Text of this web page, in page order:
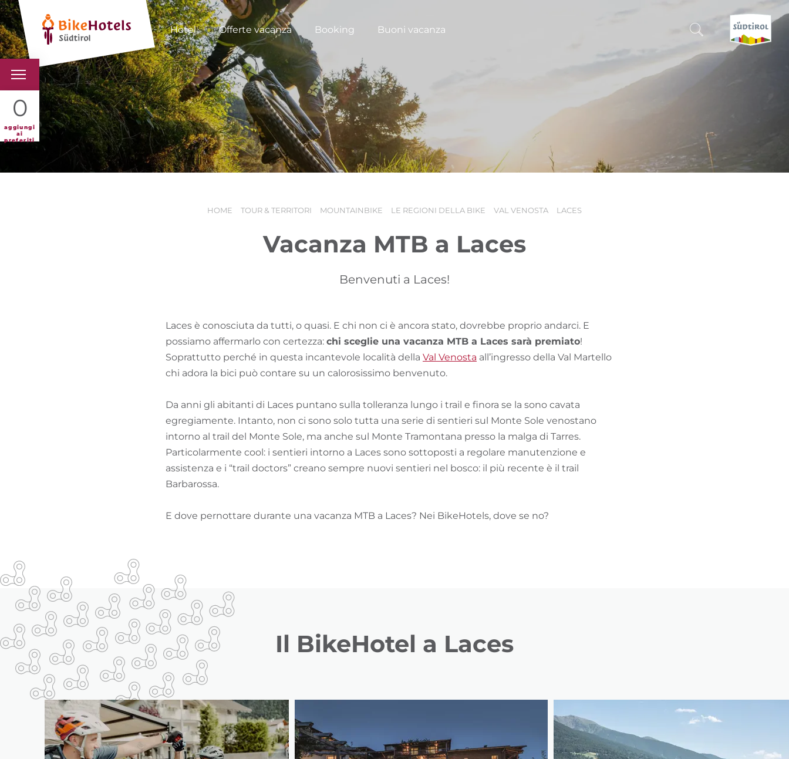
Hotel Offerte vacanza Booking Buoni vacanza
0
aggiungi
ai
preferiti
BIKEHOTELS
HOTELS & PACCHETTI
TOUR & TERRITORI
CERCA E PRENOTA
HOME TOUR & TERRITORI MOUNTAINBIKE LE REGIONI DELLA BIKE VAL VENOSTA LACES
Vacanza MTB a Laces
Benvenuti a Laces!
Laces è conosciuta da tutti, o quasi. E chi non ci è ancora stato, dovrebbe proprio andarci. E
possiamo affermarlo con certezza: chi sceglie una vacanza MTB a Laces sarà premiato!
Soprattutto perché in questa incantevole località della Val Venosta all’ingresso della Val Martello
chi adora la bici può contare su un calorosissimo benvenuto.
Da anni gli abitanti di Laces puntano sulla tolleranza lungo i trail e finora se la sono cavata
egregiamente. Intanto, non ci sono solo tutta una serie di sentieri sul Monte Sole venostano
intorno al trail del Monte Sole, ma anche sul Monte Tramontana presso la malga di Tarres.
Particolarmente cool: i sentieri intorno a Laces sono sottoposti a regolare manutenzione e
assistenza e i “trail doctors” creano sempre nuovi sentieri nel bosco: il più recente è il trail
Barbarossa.
E dove pernottare durante una vacanza MTB a Laces? Nei BikeHotels, dove se no?
Il BikeHotel a Laces